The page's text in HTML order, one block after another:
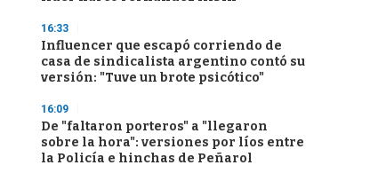
16:33
Influencer que escapó corriendo de
casa de sindicalista argentino contó su
versión: "Tuve un brote psicótico"
16:09
De "faltaron porteros" a "llegaron
sobre la hora": versiones por líos entre
la Policía e hinchas de Peñarol